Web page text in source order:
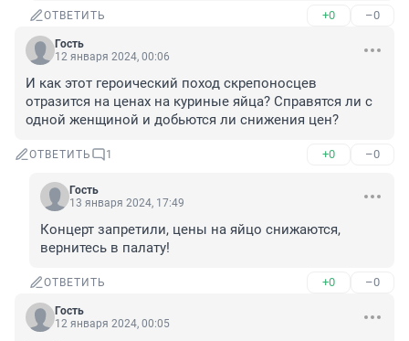
ОТВЕТИТЬ +0 –0
Гость
12 января 2024, 00:06
И как этот героический поход скрепоносцев
отразится на ценах на куриные яйца? Справятся ли с
одной женщиной и добьются ли снижения цен?
ОТВЕТИТЬ 1 +0 –0
Гость
13 января 2024, 17:49
Концерт запретили, цены на яйцо снижаются,
вернитесь в палату!
ОТВЕТИТЬ +0 –0
Гость
12 января 2024, 00:05